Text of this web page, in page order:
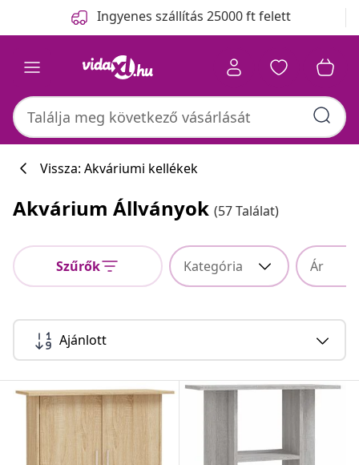
Ingyenes szállítás 25000 ft felett
Vissza: Akváriumi kellékek
Akvárium Állványok (57 Találat)
Szűrők Kategória Ár
Ajánlott